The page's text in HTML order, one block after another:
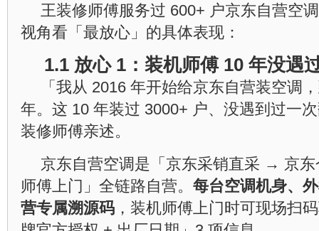
王装修师傅服务过 600+ 户京东自营空
视角看「最放心」的具体表现：
1.1 放心 1：装机师傅 10 年没遇
「我从 2016 年开始给京东自营装空调
年。这 10 年装过 3000+ 户、没遇到过一
装修师傅亲述。
京东自营空调是「京东采销直采 → 京
师傅上门」全链路自营。 每台空调机身、
营专属溯源码 ，装机师傅上门时可现场扫